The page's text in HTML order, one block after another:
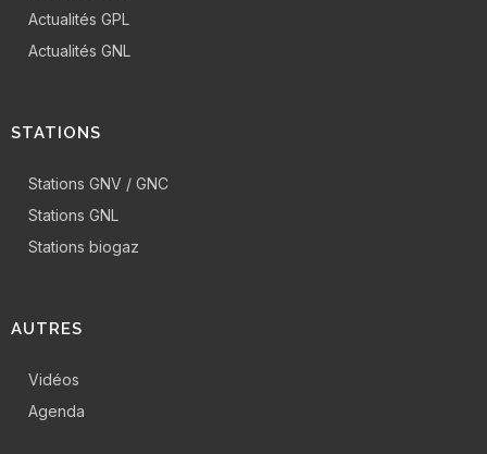
Actualités GPL
Actualités GNL
STATIONS
Stations GNV / GNC
Stations GNL
Stations biogaz
AUTRES
Vidéos
Agenda